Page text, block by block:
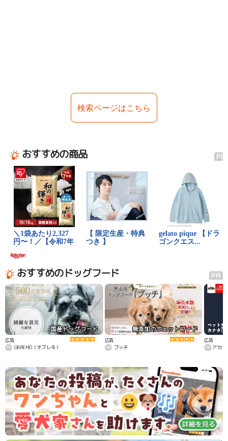
検索ページはこちら
おすすめの商品
おすすめのドッグフード
国産ドッグフード
広告
OBREMO（オブレモ）
無添加のウェットフード
広告
ブッチ
カ
広告
アカ